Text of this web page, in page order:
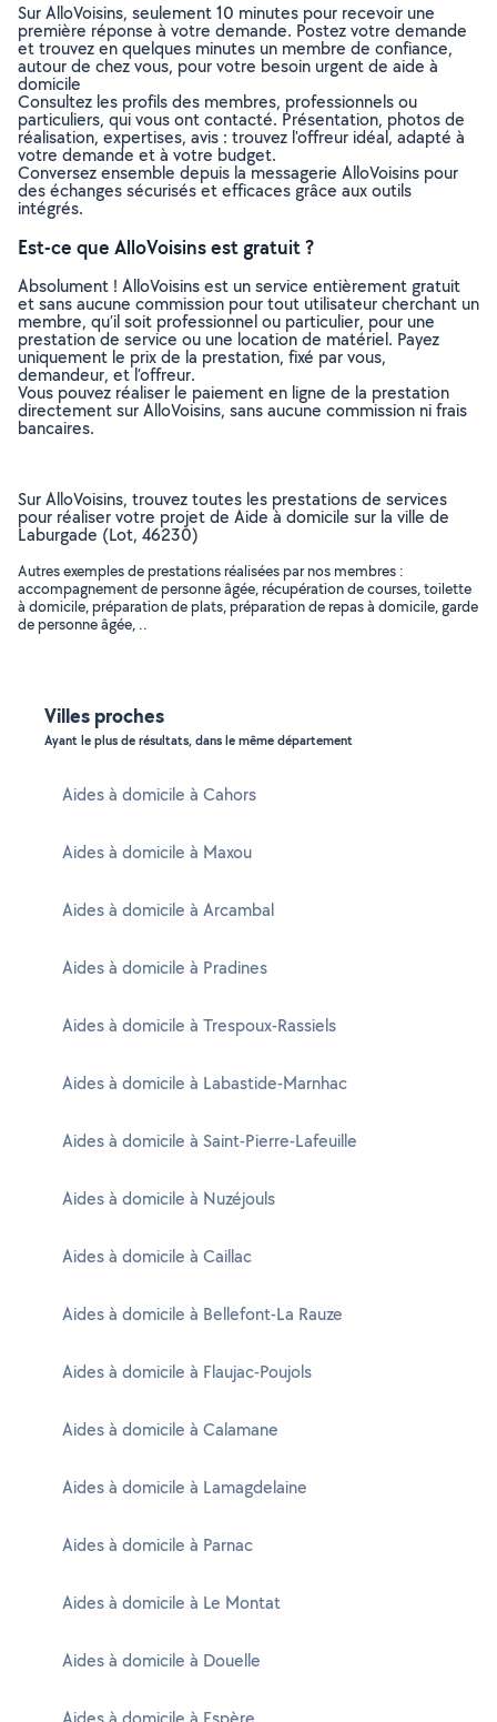
Sur AlloVoisins, seulement 10 minutes pour recevoir une
première réponse à votre demande. Postez votre demande
et trouvez en quelques minutes un membre de confiance,
autour de chez vous, pour votre besoin urgent de aide à
domicile
Consultez les profils des membres, professionnels ou
particuliers, qui vous ont contacté. Présentation, photos de
réalisation, expertises, avis : trouvez l'offreur idéal, adapté à
votre demande et à votre budget.
Conversez ensemble depuis la messagerie AlloVoisins pour
des échanges sécurisés et efficaces grâce aux outils
intégrés.
Est-ce que AlloVoisins est gratuit ?
Absolument ! AlloVoisins est un service entièrement gratuit
et sans aucune commission pour tout utilisateur cherchant un
membre, qu’il soit professionnel ou particulier, pour une
prestation de service ou une location de matériel. Payez
uniquement le prix de la prestation, fixé par vous,
demandeur, et l’offreur.
Vous pouvez réaliser le paiement en ligne de la prestation
directement sur AlloVoisins, sans aucune commission ni frais
bancaires.
Sur AlloVoisins, trouvez toutes les prestations de services
pour réaliser votre projet de Aide à domicile sur la ville de
Laburgade (Lot, 46230)
Autres exemples de prestations réalisées par nos membres :
accompagnement de personne âgée, récupération de courses, toilette
à domicile, préparation de plats, préparation de repas à domicile, garde
de personne âgée, ..
Villes proches
Ayant le plus de résultats, dans le même département
Aides à domicile à Cahors
Aides à domicile à Maxou
Aides à domicile à Arcambal
Aides à domicile à Pradines
Aides à domicile à Trespoux-Rassiels
Aides à domicile à Labastide-Marnhac
Aides à domicile à Saint-Pierre-Lafeuille
Aides à domicile à Nuzéjouls
Aides à domicile à Caillac
Aides à domicile à Bellefont-La Rauze
Aides à domicile à Flaujac-Poujols
Aides à domicile à Calamane
Aides à domicile à Lamagdelaine
Aides à domicile à Parnac
Aides à domicile à Le Montat
Aides à domicile à Douelle